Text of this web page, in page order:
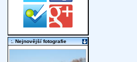
:. Nejnovější fotografie